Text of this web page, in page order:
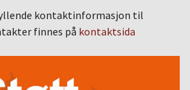
kontaktinformasjon til
finnes på kontaktsida